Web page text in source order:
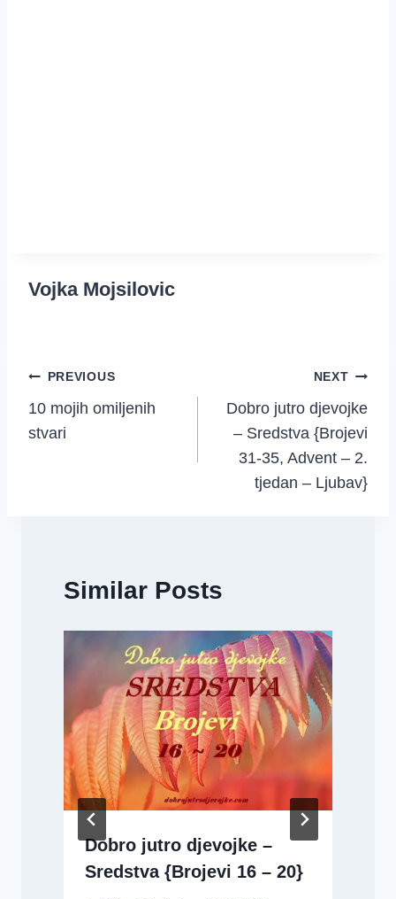
Vojka Mojsilovic
Post
navigation
PREVIOUS
10 mojih omiljenih
stvari
NEXT
Dobro jutro djevojke
– Sredstva {Brojevi
31-35, Advent – 2.
tjedan – Ljubav}
Similar Posts
Dobro jutro djevojke –
Sredstva {Brojevi 16 – 20}